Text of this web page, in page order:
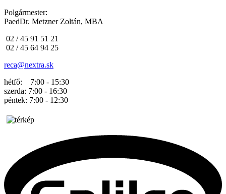
Polgármester:
PaedDr. Metzner Zoltán, MBA
02 / 45 91 51 21
02 / 45 64 94 25
reca@nextra.sk
hétfő: 7:00 - 15:30
szerda: 7:00 - 16:30
péntek: 7:00 - 12:30